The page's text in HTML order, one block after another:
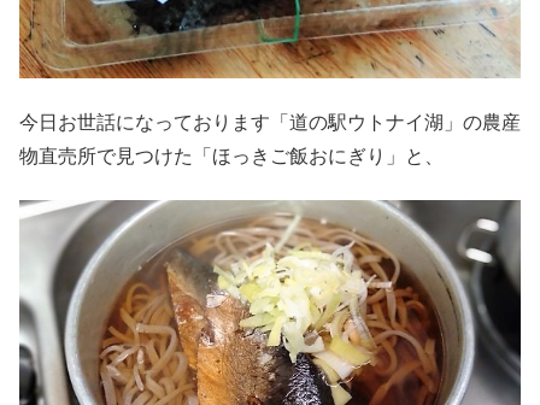
今日お世話になっております「道の駅ウトナイ湖」の農産
物直売所で見つけた「ほっきご飯おにぎり」と、